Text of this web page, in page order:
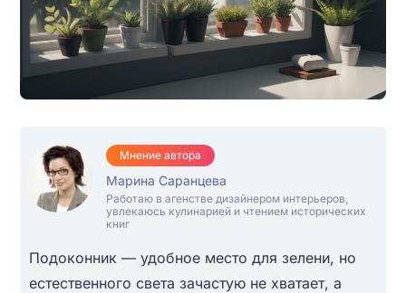
Мнение автора
Марина Саранцева
Работаю в агенстве дизайнером интерьеров,
увлекаюсь кулинарией и чтением исторических
книг
Подоконник — удобное место для зелени, но
естественного света зачастую не хватает, а